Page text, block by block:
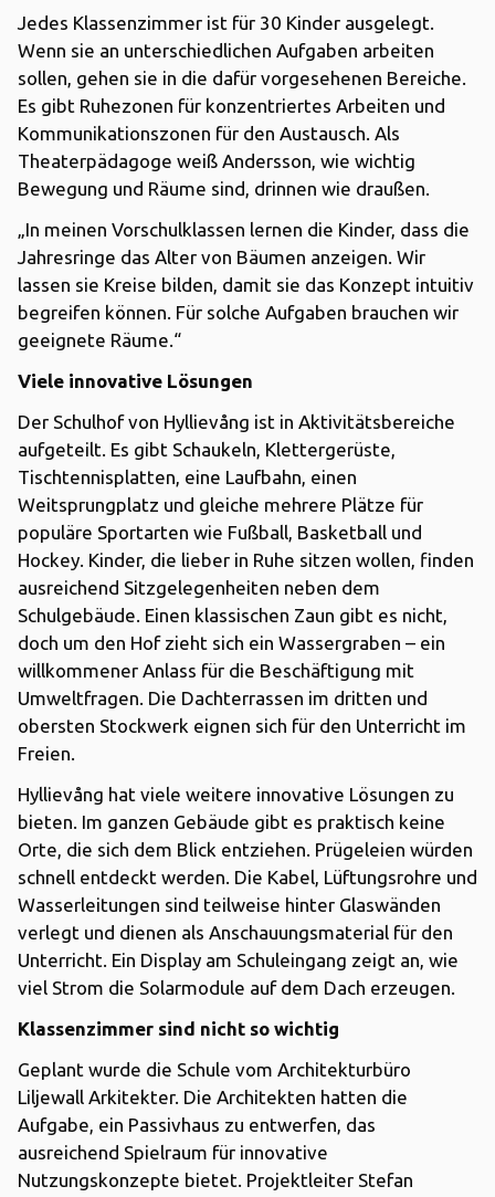
Jedes Klassenzimmer ist für 30 Kinder ausgelegt.
Wenn sie an unterschiedlichen Aufgaben arbeiten
sollen, gehen sie in die dafür vorgesehenen Bereiche.
Es gibt Ruhezonen für konzentriertes Arbeiten und
Kommunikationszonen für den Austausch. Als
Theaterpädagoge weiß Andersson, wie wichtig
Bewegung und Räume sind, drinnen wie draußen.
„In meinen Vorschulklassen lernen die Kinder, dass die
Jahresringe das Alter von Bäumen anzeigen. Wir
lassen sie Kreise bilden, damit sie das Konzept intuitiv
begreifen können. Für solche Aufgaben brauchen wir
geeignete Räume.“
Viele innovative Lösungen
Der Schulhof von Hyllievång ist in Aktivitätsbereiche
aufgeteilt. Es gibt Schaukeln, Klettergerüste,
Tischtennisplatten, eine Laufbahn, einen
Weitsprungplatz und gleiche mehrere Plätze für
populäre Sportarten wie Fußball, Basketball und
Hockey. Kinder, die lieber in Ruhe sitzen wollen, finden
ausreichend Sitzgelegenheiten neben dem
Schulgebäude. Einen klassischen Zaun gibt es nicht,
doch um den Hof zieht sich ein Wassergraben – ein
willkommener Anlass für die Beschäftigung mit
Umweltfragen. Die Dachterrassen im dritten und
obersten Stockwerk eignen sich für den Unterricht im
Freien.
Hyllievång hat viele weitere innovative Lösungen zu
bieten. Im ganzen Gebäude gibt es praktisch keine
Orte, die sich dem Blick entziehen. Prügeleien würden
schnell entdeckt werden. Die Kabel, Lüftungsrohre und
Wasserleitungen sind teilweise hinter Glaswänden
verlegt und dienen als Anschauungsmaterial für den
Unterricht. Ein Display am Schuleingang zeigt an, wie
viel Strom die Solarmodule auf dem Dach erzeugen.
Klassenzimmer sind nicht so wichtig
Geplant wurde die Schule vom Architekturbüro
Liljewall Arkitekter. Die Architekten hatten die
Aufgabe, ein Passivhaus zu entwerfen, das
ausreichend Spielraum für innovative
Nutzungskonzepte bietet. Projektleiter Stefan